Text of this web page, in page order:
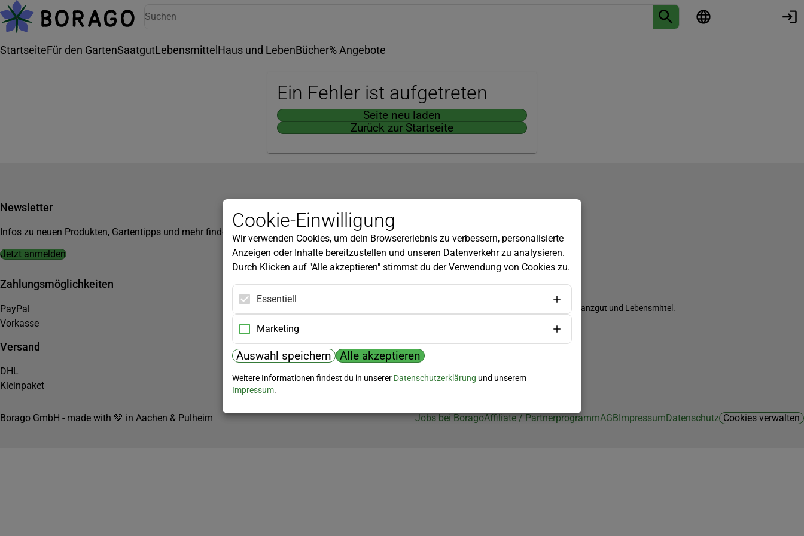
StartseiteFür den GartenSaatgutLebensmittel Haus und LebenBücher% Angebote
Ein Fehler ist aufgetreten
Seite neu laden
Zurück zur Startseite
Newsletter
Infos zu neuen Produkten, Gartentipps und mehr findest du in unserem Newsletter!
Jetzt anmelden
Kundenservice
Widerrufsbelehrung
Versandkosten
Zahlungsmöglichkeiten
PayPal
Vorkasse
Versand
DHL
Kleinpaket
Biozertifizierung
Borago ist biozertifiziert im Bereich Saatgut, Pflanzgut und Lebensmittel.
Borago GmbH - made with 💚 in Aachen & Pulheim Jobs bei BoragoAffiliate / PartnerprogrammAGBImpressumDatenschutz Cookies verwalten
Cookie-Einwilligung
Wir verwenden Cookies, um dein Browsererlebnis zu verbessern, personalisierte
Anzeigen oder Inhalte bereitzustellen und unseren Datenverkehr zu analysieren.
Durch Klicken auf "Alle akzeptieren" stimmst du der Verwendung von Cookies zu.
Essentiell
Marketing
Auswahl speichern Alle akzeptieren
Weitere Informationen findest du in unserer Datenschutzerklärung und unserem
Impressum.